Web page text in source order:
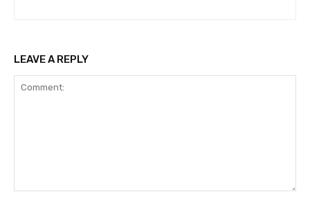
LEAVE A REPLY